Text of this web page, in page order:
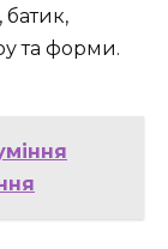
батик,
та форми.